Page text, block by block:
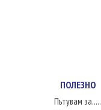
ПОЛЕЗНО
Пътувам за.....